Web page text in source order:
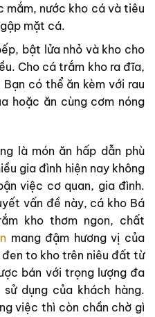
mắm, nước kho cá và tiêu
mặt cá.
bật lửa nhỏ và kho cho
Cho cá trắm kho ra đĩa,
có thể ăn kèm với rau
hoặc ăn cùng cơm nóng
là món ăn hấp dẫn phù
gia đình hiện nay không
việc cơ quan, gia đình.
vấn đề này, cá kho Bá
kho thơm ngon, chất
mang đậm hương vị của
to kho trên niêu đất từ
bán với trọng lượng đa
dụng của khách hàng.
việc thì còn chần chờ gì